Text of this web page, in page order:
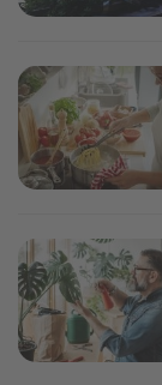
Image
Image